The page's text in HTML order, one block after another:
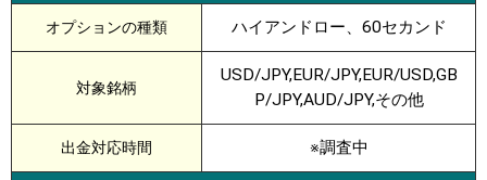
オプションの種類 ハイアンドロー、60セカンド
対象銘柄
USD/JPY,EUR/JPY,EUR/USD,GB
P/JPY,AUD/JPY,その他
出金対応時間 ※調査中